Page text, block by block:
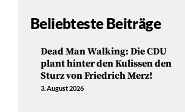
Beliebteste Beiträge
Dead Man Walking: Die CDU
plant hinter den Kulissen den
Sturz von Friedrich Merz!
3. August 2026